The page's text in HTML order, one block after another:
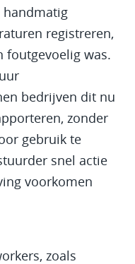
handmatig
registreren,
foutgevoelig was.
bedrijven dit nu
zonder
gebruik te
snel actie
voorkomen
zoals